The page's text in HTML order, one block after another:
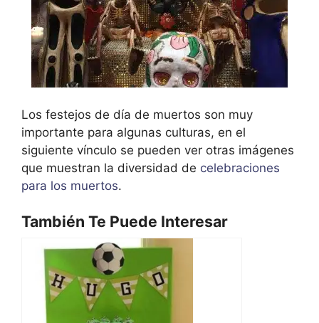
Los festejos de día de muertos son muy
importante para algunas culturas, en el
siguiente vínculo se pueden ver otras imágenes
que muestran la diversidad de celebraciones
para los muertos.
También Te Puede Interesar